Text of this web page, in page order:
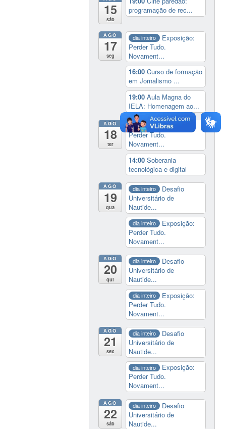
15
sáb
programação de rec...
AGO
17
seg
dia inteiro
Exposição:
Perder Tudo.
Novament...
16:00Curso de formação
em Jornalismo ...
19:00Aula Magna do
IELA: Homenagem ao...
AGO
18
ter
dia inteiro
Exposição:
Perder Tudo.
Novament...
14:00Soberania
tecnológica e digital
AGO
19
qua
dia inteiro
Desafio
Universitário de
Nautide...
dia inteiro
Exposição:
Perder Tudo.
Novament...
AGO
20
qui
dia inteiro
Desafio
Universitário de
Nautide...
dia inteiro
Exposição:
Perder Tudo.
Novament...
AGO
21
sex
dia inteiro
Desafio
Universitário de
Nautide...
dia inteiro
Exposição:
Perder Tudo.
Novament...
AGO
22
sáb
dia inteiro
Desafio
Universitário de
Nautide...